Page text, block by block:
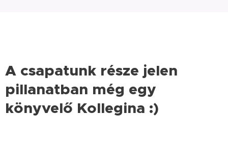
A csapatunk része jelen
pillanatban még egy
könyvelő Kollegina :)